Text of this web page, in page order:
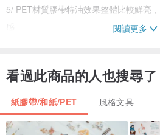
5/ PET材質膠帶特油效果整體比較鮮亮
1/ 實物會有些許色差，實際顏色以實物為
3/ 特油在1mm內的移位屬正常情況
4/ 紙膠帶是一種很薄半透的紙，材質本
閱讀更多
看過此商品的人也搜尋了
紙膠帶/和紙/PET 風格文具